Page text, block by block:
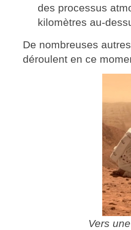
des processus
kilomètres au-
De nombreuses
déroulent en ce
Vers